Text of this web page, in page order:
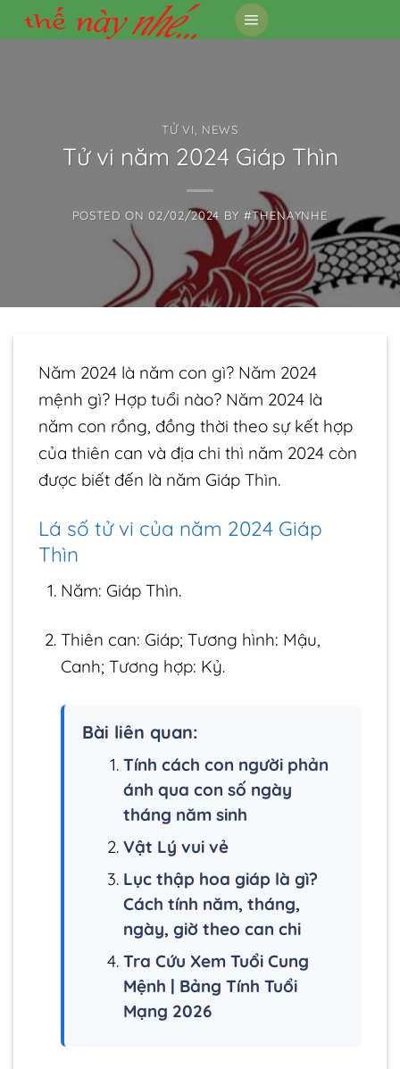
Skip
to
TỬ VI, NEWS
Tử vi năm 2024 Giáp Thìn
POSTED ON02/02/2024 BY #THENAYNHE
Năm 2024 là năm con gì? Năm 2024
mệnh gì? Hợp tuổi nào? Năm 2024 là
năm con rồng, đồng thời theo sự kết hợp
của thiên can và địa chi thì năm 2024 còn
được biết đến là năm Giáp Thìn.
Lá số tử vi của năm 2024 Giáp
Thìn
Năm: Giáp Thìn.
Thiên can: Giáp; Tương hình: Mậu,
Canh; Tương hợp: Kỷ.
Bài liên quan:
Tính cách con người phản
ánh qua con số ngày
tháng năm sinh
Vật Lý vui vẻ
Lục thập hoa giáp là gì?
Cách tính năm, tháng,
ngày, giờ theo can chi
Tra Cứu Xem Tuổi Cung
Mệnh | Bảng Tính Tuổi
Mạng 2026